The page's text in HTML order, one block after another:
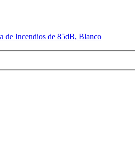
de Incendios de 85dB, Blanco